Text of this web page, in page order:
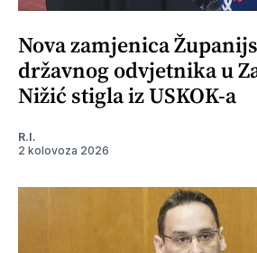
Nova zamjenica
državnog odvjetnika u
Nižić stigla iz USKOK-a
R.I.
2 kolovoza 2026